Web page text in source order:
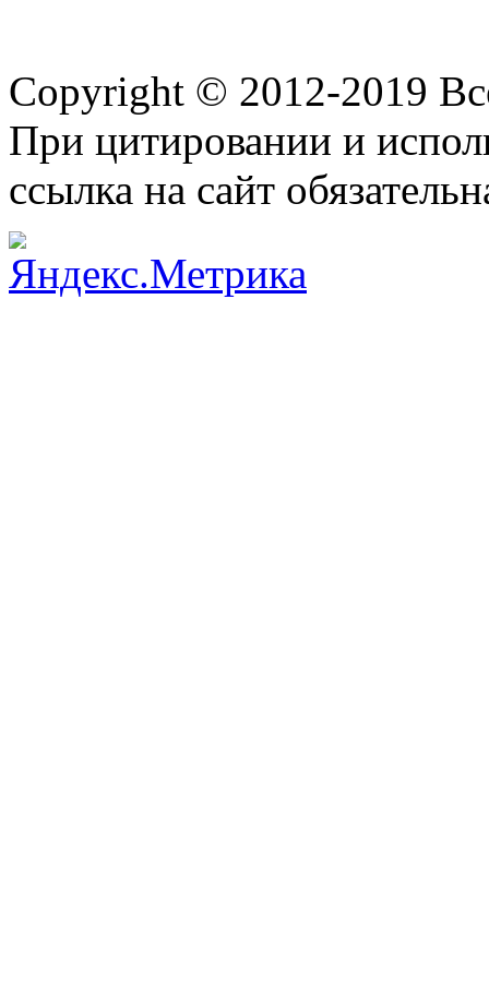
Copyright © 2012-2019
При цитировании и
ссылка на сайт